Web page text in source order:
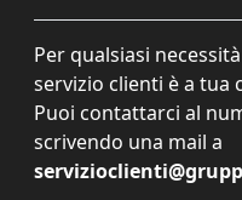
Per qualsiasi
servizio clienti è a tua
Puoi contattarci al
scrivendo una mail a